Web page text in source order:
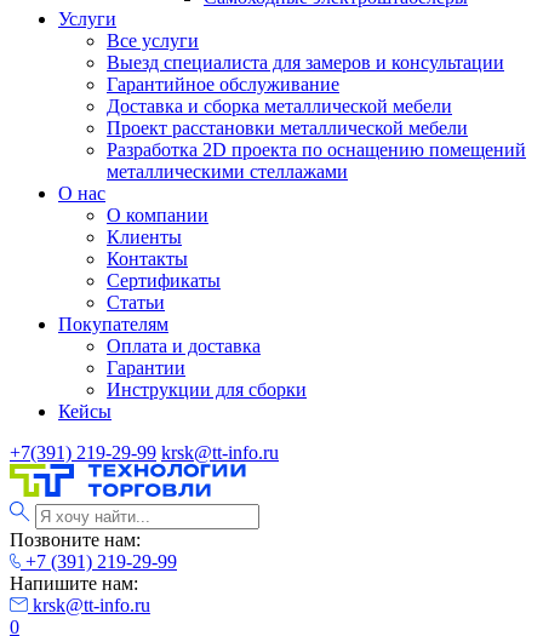
Услуги
Все услуги
Выезд специалиста для замеров и консультации
Гарантийное обслуживание
Доставка и сборка металлической мебели
Проект расстановки металлической мебели
Разработка 2D проекта по оснащению помещений
металлическими стеллажами
О нас
О компании
Клиенты
Контакты
Сертификаты
Статьи
Покупателям
Оплата и доставка
Гарантии
Инструкции для сборки
Кейсы
+7(391) 219-29-99 krsk@tt-info.ru
Позвоните нам:
+7 (391) 219-29-99
Напишите нам:
krsk@tt-info.ru
0